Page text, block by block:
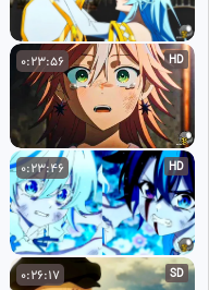
HD
0:23:56
HD
0:23:46
SD
0:26:17